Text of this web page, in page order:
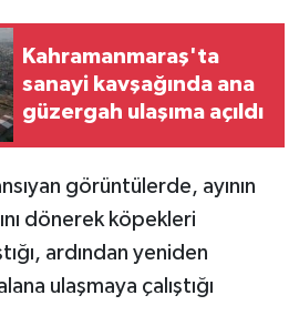
Kahramanmaraş'ta
sanayi kavşağında ana
güzergah ulaşıma açıldı
görüntülerde, ayının
dönerek köpekleri
ardından yeniden
ulaşmaya çalıştığı